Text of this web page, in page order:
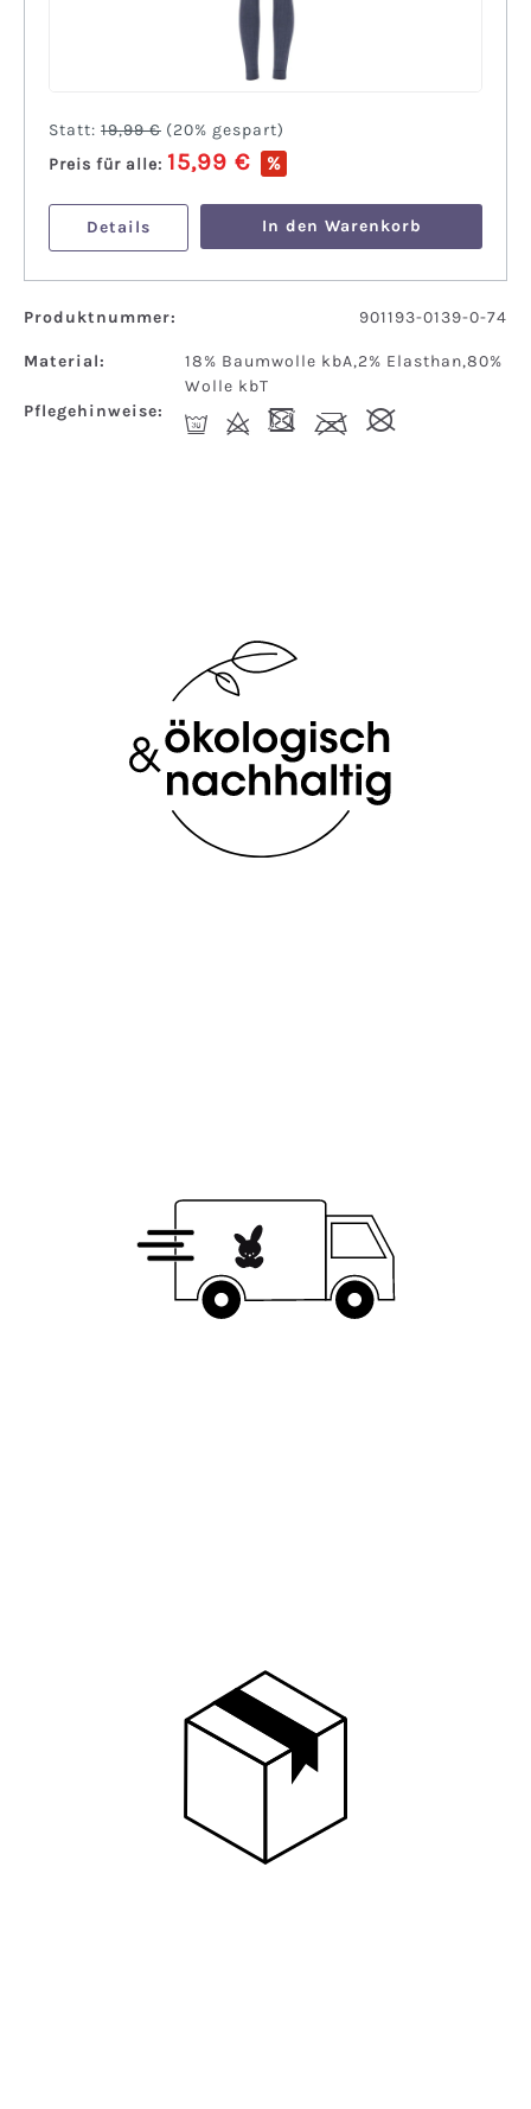
Statt: 19,99 € (20% gespart)
Preis für alle: 15,99 € %
Details In den Warenkorb
Produktnummer: 901193-0139-0-74
Material:
18% Baumwolle kbA,2% Elasthan,80%
Wolle kbT
Pflegehinweise:
R d - l #